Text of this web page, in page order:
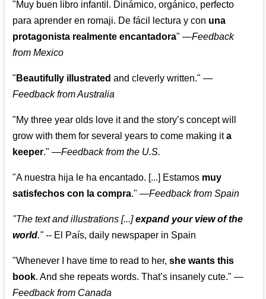
"Muy buen libro infantil. Dinámico, orgánico, perfecto
para aprender en romaji. De fácil lectura y con una
protagonista realmente encantadora" —Feedback
from Mexico
" Beautifully illustrated and cleverly written." —
Feedback from Australia
"My three year olds love it and the story’s concept will
grow with them for several years to come making ita
keeper." —Feedback from the U.S.
"A nuestra hija le ha encantado. [...] Estamos muy
satisfechos con la compra." —Feedback from Spain
"The text and illustrations [...]expand your view of the
world."-- El País, daily newspaper in Spain
"Whenever I have time to read to her,she wants this
book. And she repeats words. That’s insanely cute." —
Feedback from Canada